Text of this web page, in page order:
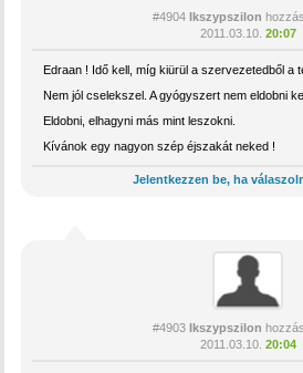
#4904 Ikszypszilon
2011.03.10. 20:07
Edraan ! Idő kell, míg kiürül a szervezetedből a
Nem jól cselekszel. A gyógyszert nem eldobni
Eldobni, elhagyni más mint leszokni.
Kívánok egy nagyon szép éjszakát neked !
Jelentkezzen be, ha
#4903 Ikszypszilon
2011.03.10. 20:04